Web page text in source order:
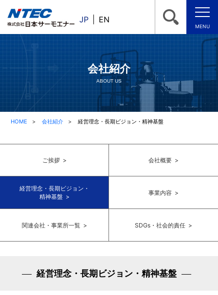
MENU
JP EN
会社紹介
ABOUT US
HOME 会社紹介 経営理念・長期ビジョン・精神基盤
ご挨拶 > 会社概要 >
経営理念・長期ビジョン・
精神基盤 >
事業内容 >
関連会社・事業所一覧 > SDGs・社会的責任 >
経営理念・長期ビジョン・精神基盤